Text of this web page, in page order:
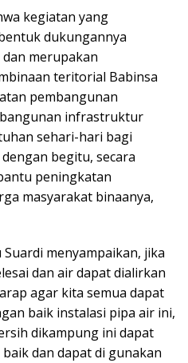
kegiatan yang
dukungannya
merupakan
teritorial Babinsa
pembangunan
infrastruktur
sehari-hari bagi
begitu, secara
peningkatan
masyarakat binaanya,
menyampaikan, jika
dan air dapat dialirkan
agar kita semua dapat
baik instalasi pipa air ini,
dikampung ini dapat
dan dapat di gunakan